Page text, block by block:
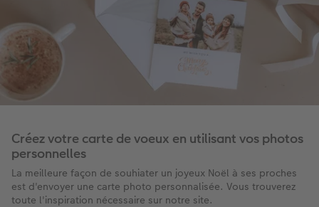
Créez votre carte de voeux en utilisant vos photos
personnelles
La meilleure façon de souhiater un joyeux Noël à ses proches
est d'envoyer une carte photo personnalisée. Vous trouverez
toute l'inspiration nécessaire sur notre site.